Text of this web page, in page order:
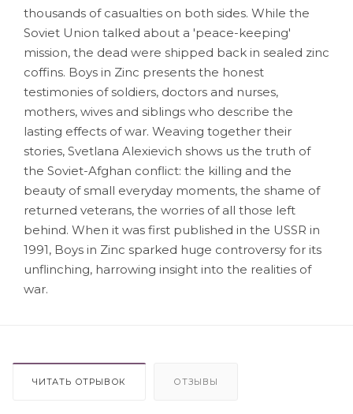
thousands of casualties on both sides. While the
Soviet Union talked about a 'peace-keeping'
mission, the dead were shipped back in sealed zinc
coffins. Boys in Zinc presents the honest
testimonies of soldiers, doctors and nurses,
mothers, wives and siblings who describe the
lasting effects of war. Weaving together their
stories, Svetlana Alexievich shows us the truth of
the Soviet-Afghan conflict: the killing and the
beauty of small everyday moments, the shame of
returned veterans, the worries of all those left
behind. When it was first published in the USSR in
1991, Boys in Zinc sparked huge controversy for its
unflinching, harrowing insight into the realities of
war.
ЧИТАТЬ ОТРЫВОК ОТЗЫВЫ